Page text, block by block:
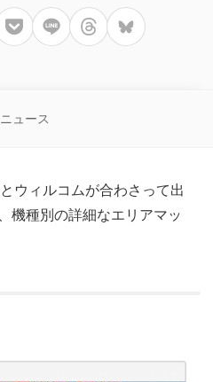
ニュース
ウィルコムが合わさって出
機種別の詳細なエリアマッ